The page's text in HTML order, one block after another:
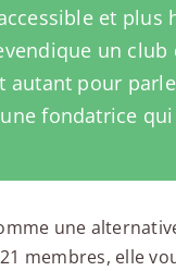
et plus
un club
autant pour
fondatrice
une
membres, elle